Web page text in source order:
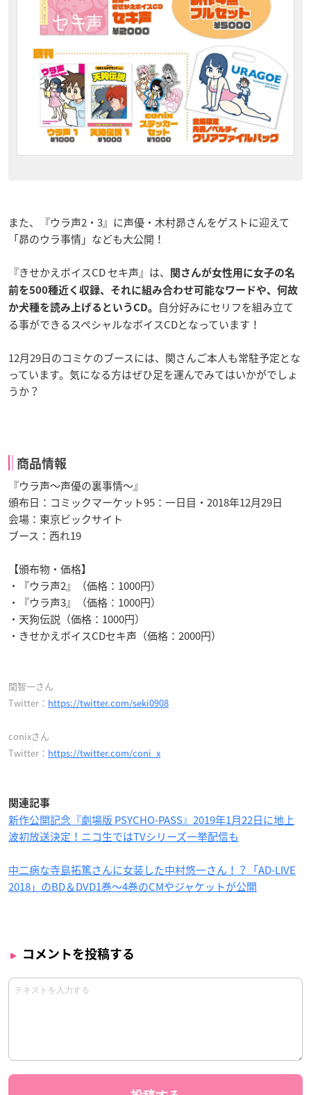
また、『ウラ声2・3』に声優・木村昴さんをゲストに迎えて
「昴のウラ事情」なども大公開！
『きせかえボイスCD セキ声』は、
関さんが女性用に女子の名
前を500種近く収録、それに組み合わせ可能なワードや、何故
か犬種を読み上げるというCD。
自分好みにセリフを組み立て
る事ができるスペシャルなボイスCDとなっています！
12月29日のコミケのブースには、関さんご本人も常駐予定とな
っています。気になる方はぜひ足を運んでみてはいかがでしょ
うか？
商品情報
『ウラ声〜声優の裏事情〜』
頒布日：コミックマーケット95：一日目・2018年12月29日
会場：東京ビックサイト
ブース：西れ19
【頒布物・価格】
・『ウラ声2』（価格：1000円）
・『ウラ声3』（価格：1000円）
・天狗伝説（価格：1000円）
・きせかえボイスCDセキ声（価格：2000円）
関智一さん
Twitter： https://twitter.com/seki0908
conixさん
Twitter： https://twitter.com/coni_x
関連記事
新作公開記念『劇場版 PSYCHO-PASS』2019年1月22日に地上
波初放送決定！ニコ生ではTVシリーズ一挙配信も
中二病な寺島拓篤さんに女装した中村悠一さん！？「AD-LIVE
2018」のBD＆DVD1巻〜4巻のCMやジャケットが公開
コメントを投稿する